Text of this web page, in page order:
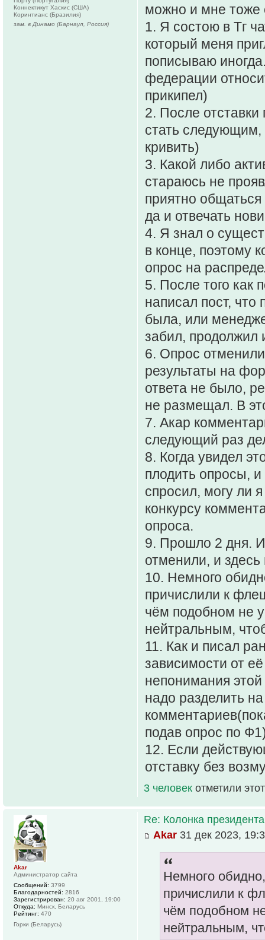
можно и мне тоже
1. Я состою в Тг
который меня
пописываю
федерации
прикипел)
2. После
стать следующим,
кривить)
3. Какой либо
стараюсь не
приятно
да и отвечать
4. Я знал о
в конце, поэтому
опрос на
5. После того как
написал пост,
была, или
забил, продолжил
6. Опрос
результаты на
ответа не было,
не размещал. В
7. Акар
следующий раз
8. Когда увидел
плодить опросы,
спросил, могу ли
конкурсу
опроса.
9. Прошло 2 дня. И
отменили, и
10. Немного
причислили к
чём подобном не
нейтральным,
11. Как и писал
зависимости от
непонимания
надо разделить
подав опрос по
12. Если
отставку без
3 человек отметили
Коннектикут Хаскис (США)
Коринтианс (Бразилия)
зам. в Динамо (Барнаул, Россия)
Re: Колонка президента
Akar 31 дек 2023,
Немного
причислили к
чём подобном
нейтральным,
Akar
Администратор сайта
Сообщений: 3799
Благодарностей: 2816
Зарегистрирован: 20 авг 2001, 19:00
Откуда: Минск, Беларусь
Рейтинг: 470
Горки (Беларусь)